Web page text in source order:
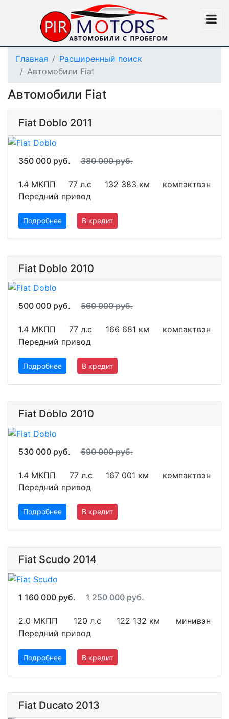
Главная
Расширенный поиск
Автомобили Fiat
Автомобили Fiat
Fiat Doblo 2011
350 000 руб. 380 000 руб.
1.4 МКПП 77 л.с 132 383 км
компактвэн
Передний привод
Подробнее В кредит
Fiat Doblo 2010
500 000 руб. 560 000 руб.
1.4 МКПП 77 л.с 166 681 км
компактвэн
Передний привод
Подробнее В кредит
Fiat Doblo 2010
530 000 руб. 590 000 руб.
1.4 МКПП 77 л.с 167 001 км
компактвэн
Передний привод
Подробнее В кредит
Fiat Scudo 2014
1 160 000 руб. 1 250 000 руб.
2.0 МКПП 120 л.с 122 132 км
минивэн
Передний привод
Подробнее В кредит
Fiat Ducato 2013